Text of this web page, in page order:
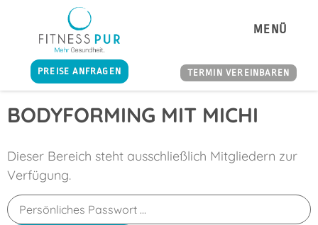
MENÜ
PREISE ANFRAGEN TERMIN VEREINBAREN
BODYFORMING MIT MICHI
Dieser Bereich steht ausschließlich Mitgliedern zur
Verfügung.